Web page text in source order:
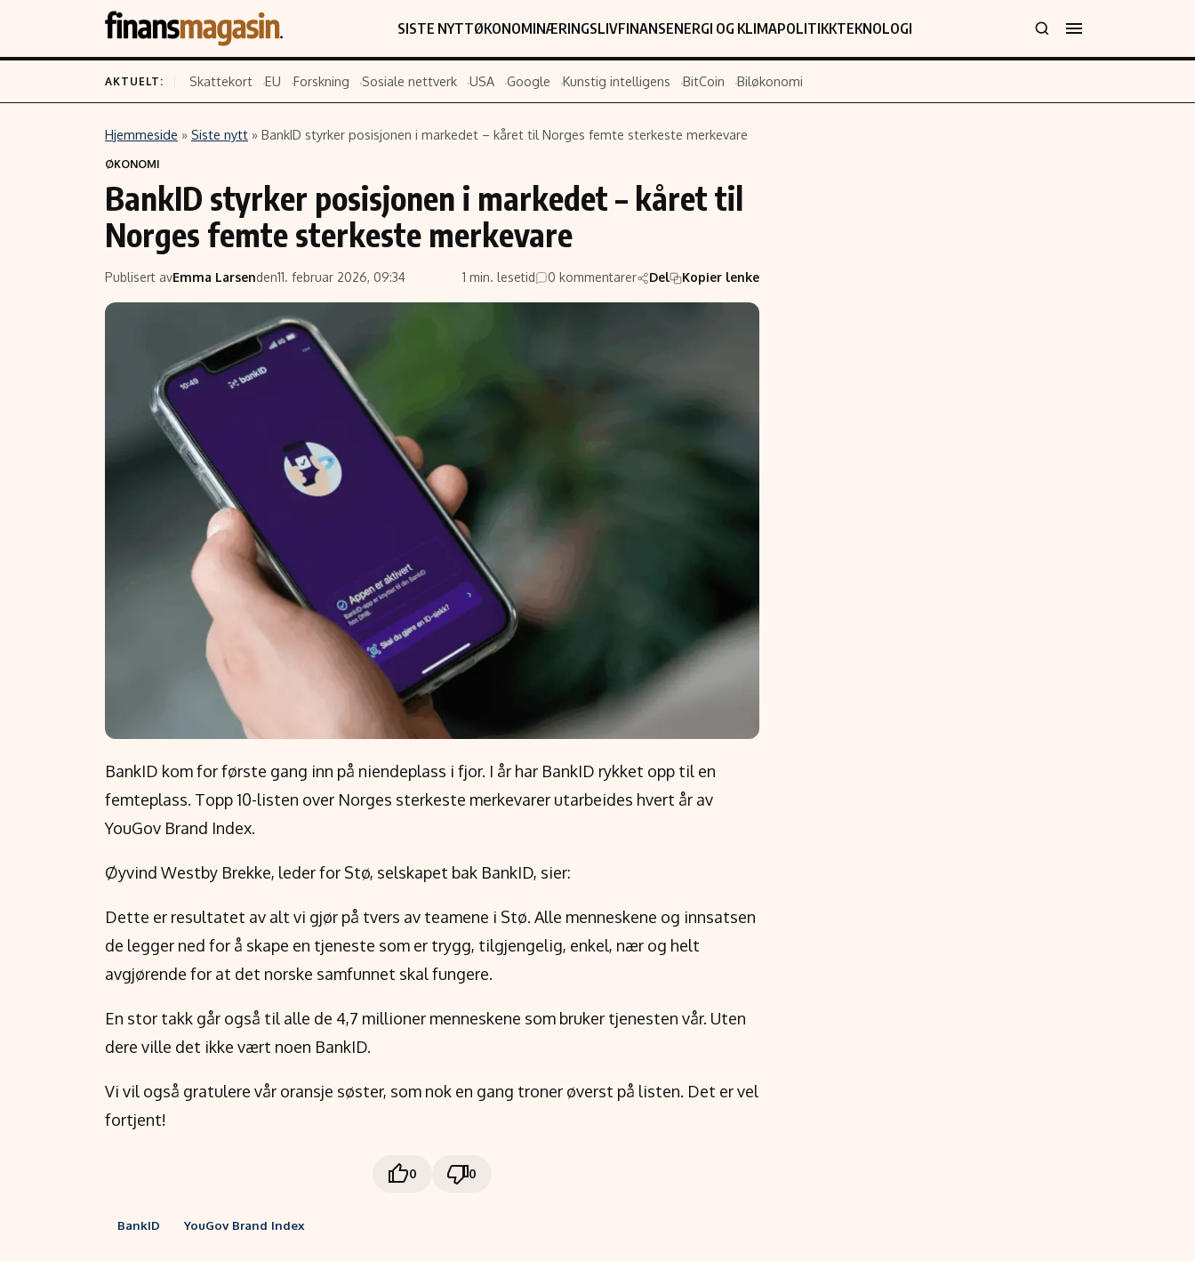
SISTE NYTTØKONOMINÆRINGSLIVFINANSENERGI OG KLIMAPOLITIKKTEKNOLOGI
Siste nytt
Eiendom
Energi og klima
Finans
Fritid
Økonomi
Politikk
Selskaper
Teknologi
Forbrukerrettigheter
Aksjer
Forskning
Google
Kunstig intelligens
Infrastruktur
BitCoin
Personvernerklæring
Annonsepolicy
Cookiepolicy
Retningslinjer for rettelser
AKTUELT: Skattekort EU Forskning Sosiale nettverk USA Google Kunstig intelligens BitCoin Biløkonomi
Hjemmeside » Siste nytt » BankID styrker posisjonen i markedet – kåret til Norges femte sterkeste merkevare
ØKONOMI
BankID styrker posisjonen i markedet – kåret til
Norges femte sterkeste merkevare
Publisert avEmma Larsenden11. februar 2026, 09:34 1 min. lesetid 0 kommentarer Del Kopier lenke
BankID kom for første gang inn på niendeplass i fjor. I år har BankID rykket opp til en
femteplass. Topp 10-listen over Norges sterkeste merkevarer utarbeides hvert år av
YouGov Brand Index.
Øyvind Westby Brekke, leder for Stø, selskapet bak BankID, sier:
Dette er resultatet av alt vi gjør på tvers av teamene i Stø. Alle menneskene og innsatsen
de legger ned for å skape en tjeneste som er trygg, tilgjengelig, enkel, nær og helt
avgjørende for at det norske samfunnet skal fungere.
En stor takk går også til alle de 4,7 millioner menneskene som bruker tjenesten vår. Uten
dere ville det ikke vært noen BankID.
Vi vil også gratulere vår oransje søster, som nok en gang troner øverst på listen. Det er vel
fortjent!
0 0
BankID YouGov Brand Index